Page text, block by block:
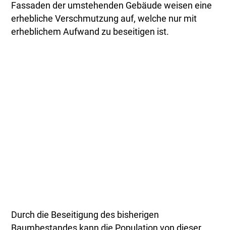
Fassaden der umstehenden Gebäude weisen eine
erhebliche Verschmutzung auf, welche nur mit
erheblichem Aufwand zu beseitigen ist.
Durch die Beseitigung des bisherigen